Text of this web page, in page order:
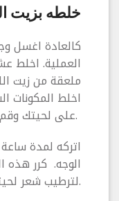
خلطه بزيت
كالعادة اغسل
العملية. اخلط
ملعقة من زيت
اخلط المكونات
على لحيتك وقم بتدليكه.
اتركه لمدة
الوجه. كرر هذه
لترطيب شعر لحيتك بشكل مثالي.